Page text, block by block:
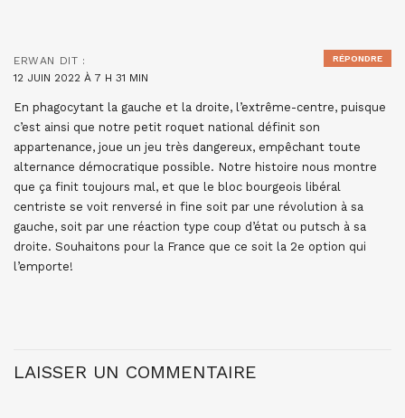
ERWAN DIT :
12 JUIN 2022 À 7 H 31 MIN
En phagocytant la gauche et la droite, l’extrême-centre, puisque
c’est ainsi que notre petit roquet national définit son
appartenance, joue un jeu très dangereux, empêchant toute
alternance démocratique possible. Notre histoire nous montre
que ça finit toujours mal, et que le bloc bourgeois libéral
centriste se voit renversé in fine soit par une révolution à sa
gauche, soit par une réaction type coup d’état ou putsch à sa
droite. Souhaitons pour la France que ce soit la 2e option qui
l’emporte!
RÉPONDRE
LAISSER UN COMMENTAIRE